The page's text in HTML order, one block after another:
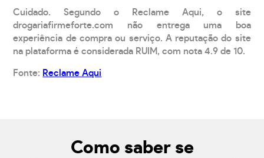
Cuidado. Segundo o Reclame Aqui, o site
drogariafirmeforte.com não entrega uma boa
experiência de compra ou serviço. A reputação do site
na plataforma é considerada RUIM, com nota 4.9 de 10.
Fonte: Reclame Aqui
Como saber se